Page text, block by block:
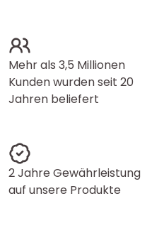
Mehr als 3,5 Millionen
Kunden wurden seit 20
Jahren beliefert
2 Jahre Gewährleistung
auf unsere Produkte